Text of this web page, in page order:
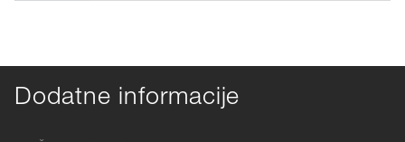
Dodatne informacije